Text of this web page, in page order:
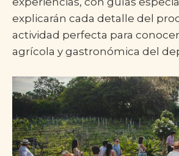
explicarán cada detalle del
actividad perfecta para
agrícola y gastronómica del